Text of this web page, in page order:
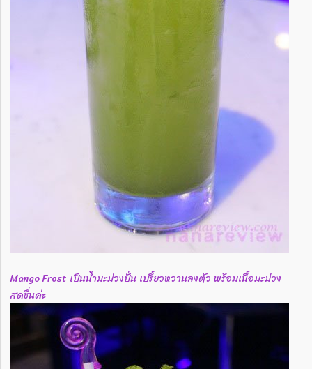
Mango Frost เป็นน้ำมะม่วงปั่น เปรี้ยวหวานลงตัว พร้อมเนื้อมะม่วง
สดชื่นค่ะ